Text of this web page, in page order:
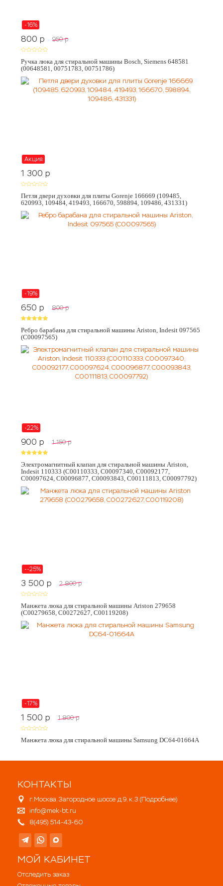
-16%
800 p 950 p
Ручка люка для стиральной машины Bosch, Siemens 648581
(00648581, 00751783, 00751786)
Акция
1 300 p
Петля двери духовки для плиты Gorenje 166669 (109485,
620993, 109484, 419493, 166670, 598894, 109486, 431331)
-19%
650 p 800 p
Ребро барабана для стиральной машины Ariston, Indesit 097565
(C00097565)
-22%
900 p 1 150 p
Электромагнитный клапан для стиральной машины Ariston,
Indesit 110333 (C00110333, C00097340, C00092177,
C00097624, C00096877, C00093843, C00111813, C00097792)
--25%
3 500 p 2 800 p
Манжета люка для стиральной машины Ariston 279658
(C00279658, C00272627, C00119208)
-17%
1 500 p 1 800 p
Манжета люка для стиральной машины Samsung DC64-01664A
КОНТАКТЫ
г.Москва, Загородное шоссе д.9, к.3 (Подробнее)
info@mek-bt.ru
8(495) 514-43-60
МОЙ КАБИНЕТ
Отследить заказ